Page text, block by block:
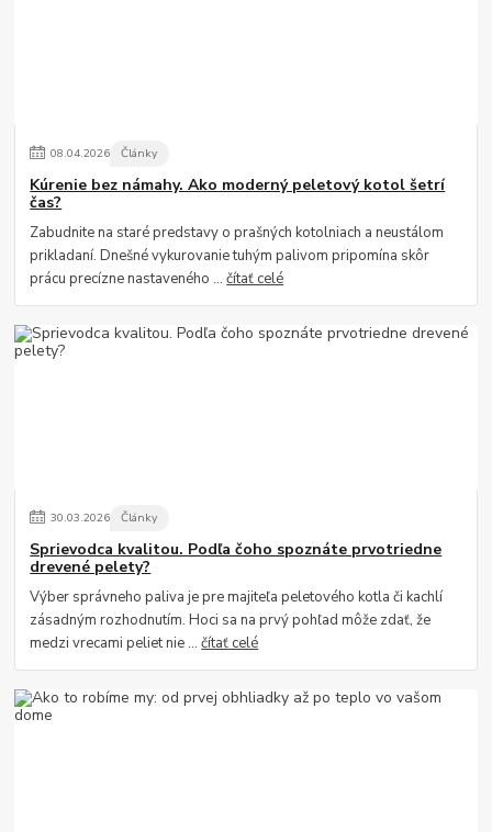
08.04.2026 Články
Kúrenie bez námahy. Ako moderný peletový kotol šetrí
čas?
Zabudnite na staré predstavy o prašných kotolniach a neustálom
prikladaní. Dnešné vykurovanie tuhým palivom pripomína skôr
prácu precízne nastaveného ...čítať celé
30.03.2026 Články
Sprievodca kvalitou. Podľa čoho spoznáte prvotriedne
drevené pelety?
Výber správneho paliva je pre majiteľa peletového kotla či kachlí
zásadným rozhodnutím. Hoci sa na prvý pohľad môže zdať, že
medzi vrecami peliet nie ...čítať celé